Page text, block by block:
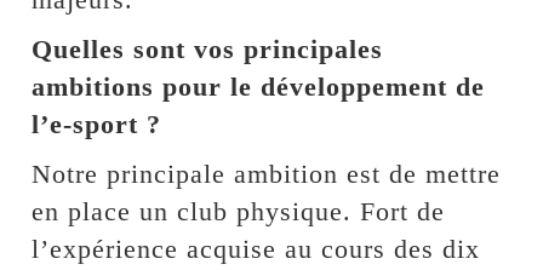
Quelles sont vos principales
ambitions pour le développement de
l’e-sport ?
Notre principale ambition est de mettre
en place un club physique. Fort de
l’expérience acquise au cours des dix